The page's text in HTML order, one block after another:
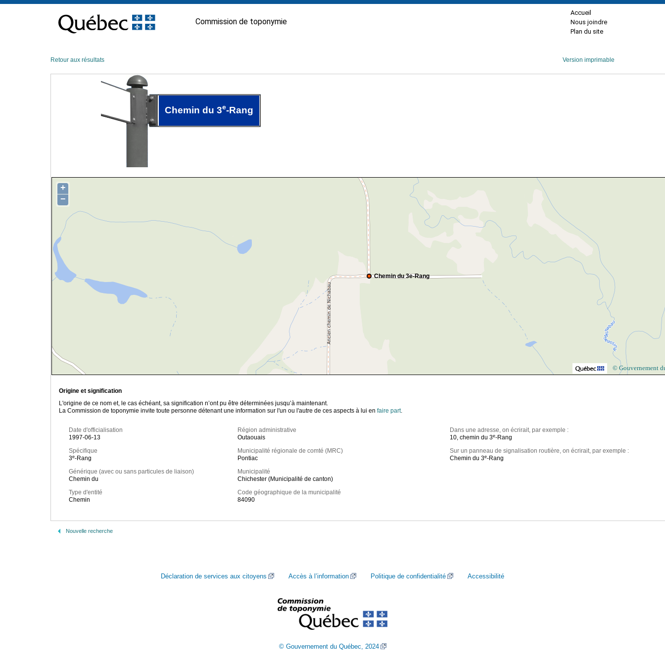
contenu
Commission de toponymie
Accueil
Nous joindre
Plan du site
Retour aux résultats Version imprimable
Chemin du 3e-Rang
Chemin du 3e-Rang
+
−
© Gouvernement
Origine et signification
L'origine de ce nom et, le cas échéant, sa signification n’ont pu être déterminées jusqu’à maintenant.
La Commission de toponymie invite toute personne détenant une information sur l'un ou l'autre de ces aspects à lui en faire part.
Date d'officialisation
1997-06-13
Spécifique
3e-Rang
Générique (avec ou sans particules de liaison)
Chemin du
Type d'entité
Chemin
Région administrative
Outaouais
Municipalité régionale de comté (MRC)
Pontiac
Municipalité
Chichester (Municipalité de canton)
Code géographique de la municipalité
84090
Dans une adresse, on écrirait, par exemple :
10, chemin du 3e-Rang
Sur un panneau de signalisation routière, on écrirait, par exemple :
Chemin du 3e-Rang
Nouvelle recherche
Déclaration de services aux citoyens Accès à l’information Politique de confidentialité Accessibilité
© Gouvernement du Québec, 2024